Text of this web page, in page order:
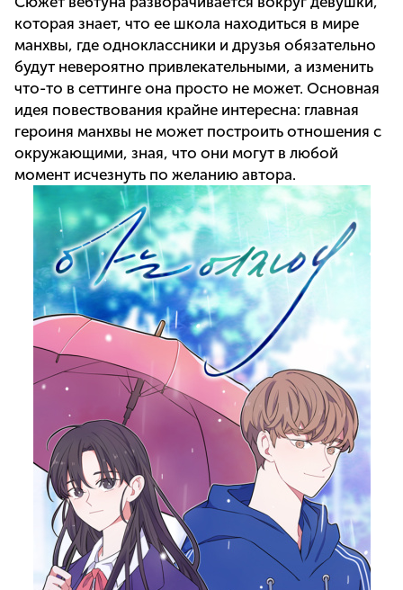
которая знает, что ее школа находиться в мире
манхвы, где одноклассники и друзья обязательно
будут невероятно привлекательными, а изменить
что-то в сеттинге она просто не может. Основная
идея повествования крайне интересна: главная
героиня манхвы не может построить отношения с
окружающими, зная, что они могут в любой
момент исчезнуть по желанию автора.